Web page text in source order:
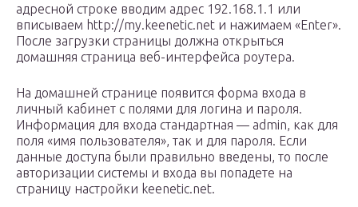
адресной строке вводим адрес 192.168.1.1 или
вписываем http://my.keenetic.net и нажимаем «Enter».
После загрузки страницы должна открыться
домашняя страница веб-интерфейса роутера.
На домашней странице появится форма входа в
личный кабинет с полями для логина и пароля.
Информация для входа стандартная — admin, как для
поля «имя пользователя», так и для пароля. Если
данные доступа были правильно введены, то после
авторизации системы и входа вы попадете на
страницу настройки keenetic.net.